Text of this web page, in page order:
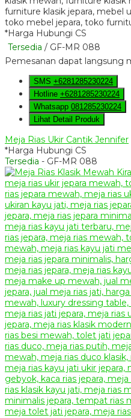
*Harga Hubungi CS
Tersedia / GF-MR 088
Pemesanan dapat langsung
SMS +6281285230224
Hotline +6281285230224
Whatsapp 081285230224
Lihat Detail Produk
Meja Rias Ukir Cantik Jennifer
*Harga Hubungi CS
Tersedia - GF-MR 088